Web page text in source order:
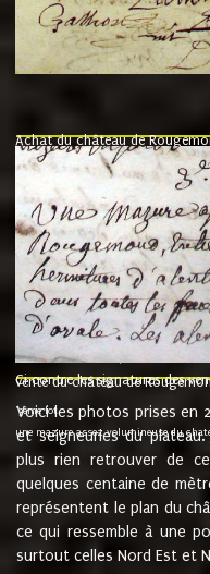
Achat du château de
"l'an mil six cent soixante
nommé fut présent Messire
vend, purement simplement et
et chavannes conseiller du
que le dit seigneur Baron de
de la Velliere tout ainsi et
présent......"
suivent les rentes, donation
Ci contre les signatures des
vente du château de
"3ème lot
une mazure assez volumineuse du
Voici les photos prises en
et seigneuries du
plus rien retrouver de
quelques centaine de
représentent le plan du
ce qui ressemble à une
surtout celles Nord Est et